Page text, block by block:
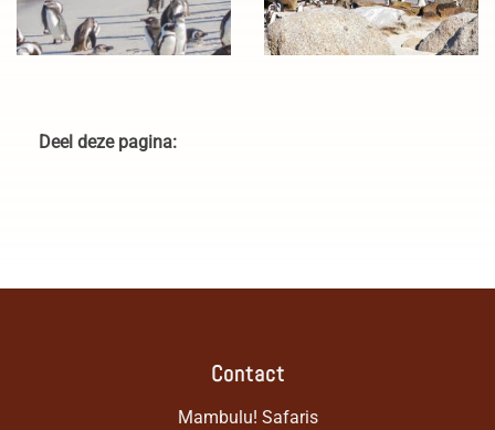
Deel deze pagina:
Contact
Mambulu! Safaris